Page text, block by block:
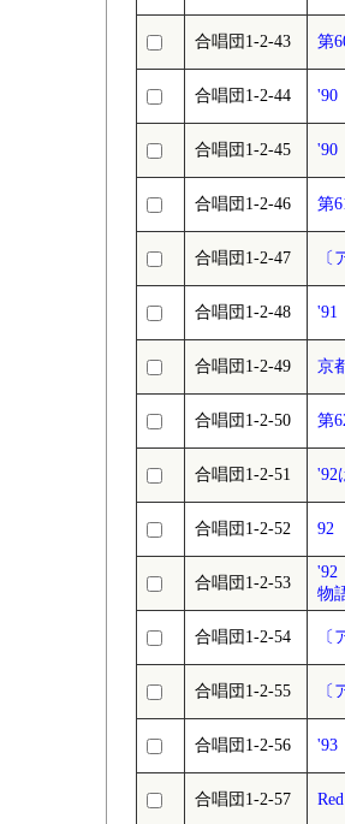
合唱団1-2-43 第
合唱団1-2-44
合唱団1-2-45 '90
合唱団1-2-46 第
合唱団1-2-47 〔
合唱団1-2-48
合唱団1-2-49 京
合唱団1-2-50 第
合唱団1-2-51 '92
合唱団1-2-52 92
合唱団1-2-53
'92
物
合唱団1-2-54 〔
合唱団1-2-55 〔
合唱団1-2-56 '93
合唱団1-2-57